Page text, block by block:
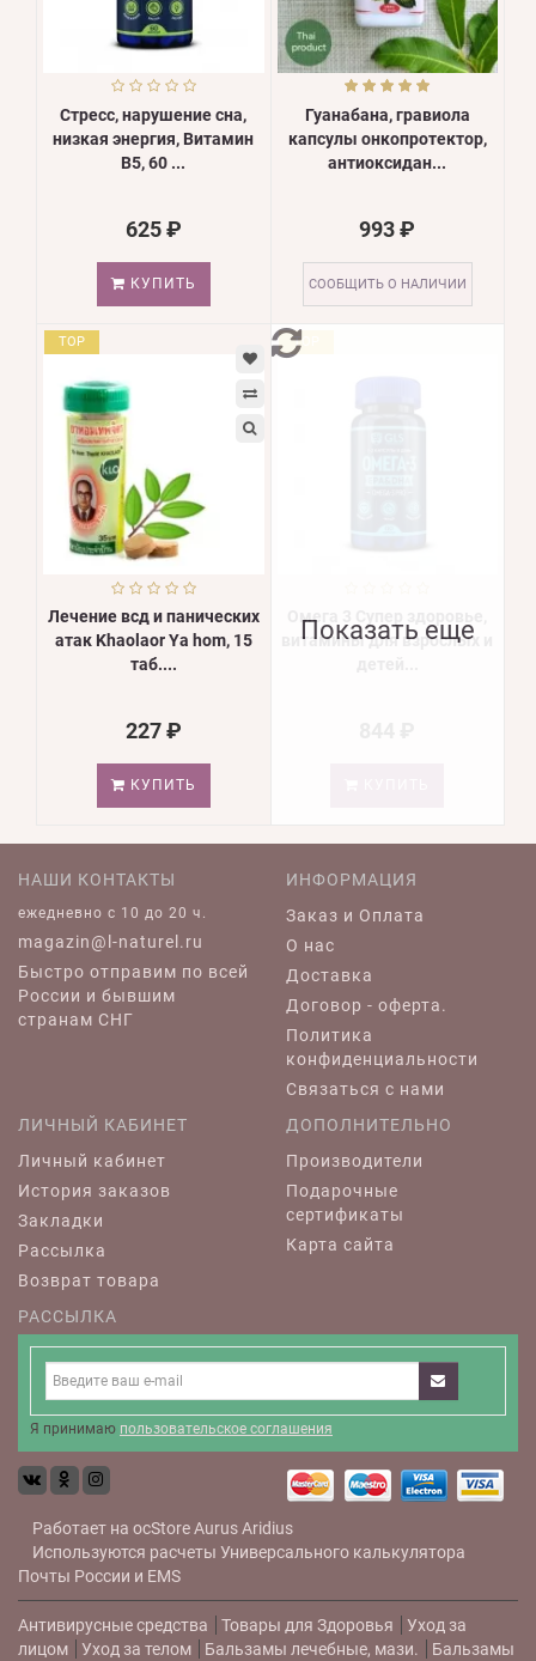
Стресс, нарушение сна,
низкая энергия, Витамин
В5, 60 ...
625 ₽
КУПИТЬ
Гуанабана, гравиола
капсулы онкопротектор,
антиоксидан...
993 ₽
СООБЩИТЬ О НАЛИЧИИ
TOP
Лечение всд и панических
атак Khaolaor Ya hom, 15
таб....
227 ₽
КУПИТЬ
TOP
Омега 3 Супер здоровье,
витамины для взрослых и
Показать еще
НАШИ КОНТАКТЫ
ежедневно c 10 до 20 ч.
magazin@l-naturel.ru
Быстро отправим по всей
России и бывшим
странам СНГ
ИНФОРМАЦИЯ
Заказ и Оплата
О нас
Доставка
Договор - оферта.
Политика
конфиденциальности
Связаться с нами
ЛИЧНЫЙ КАБИНЕТ
Личный кабинет
История заказов
Закладки
Рассылка
Возврат товара
ДОПОЛНИТЕЛЬНО
Производители
Подарочные
сертификаты
Карта сайта
РАССЫЛКА
Я принимаю пользовательское соглашения
Работает на ocStoreAurusAridius
Используются расчеты Универсального калькулятора
Почты России и EMS
Антивирусные средства Товары для Здоровья
Уход за
лицом
Уход за телом Бальзамы лечебные, мази. Бальзамы